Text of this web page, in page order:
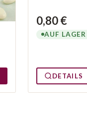
0,80 €
AUF LAGER
DETAILS